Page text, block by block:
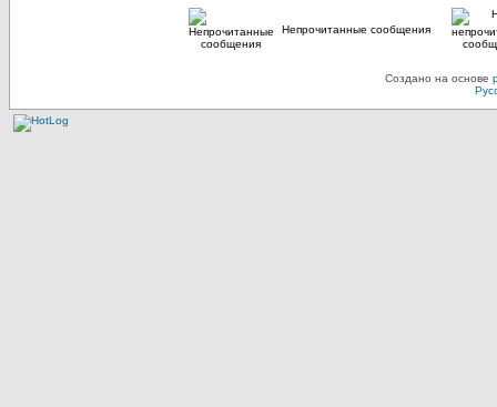
Непрочитанные сообщения
Создано на основе